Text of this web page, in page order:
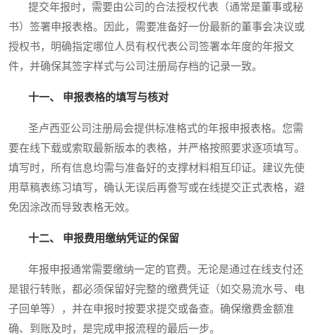
提交年报时，需要由公司的合法授权代表（通常是董事或秘
书）签署申报表格。因此，需要准备好一份最新的董事会决议或
授权书，明确指定哪位人员有权代表公司签署本年度的年报文
件，并确保其签字样式与公司注册局存档的记录一致。
十一、 申报表格的填写与核对
圣卢西亚公司注册局会提供标准格式的年报申报表格。您需
要在线下载或索取最新版本的表格，并严格按照要求逐项填写。
填写时，所有信息均需与准备好的支撑材料相互印证。建议先使
用草稿表练习填写，确认无误后再誊写或在线提交正式表格，避
免因涂改而导致表格无效。
十二、 申报费用缴纳凭证的保留
年报申报通常需要缴纳一定的官费。无论是通过在线支付还
是银行转账，都必须保留好完整的缴费凭证（如交易流水号、电
子回单等），并在申报时按要求提交或备查。确保缴费金额准
确、到账及时，是完成申报流程的最后一步。